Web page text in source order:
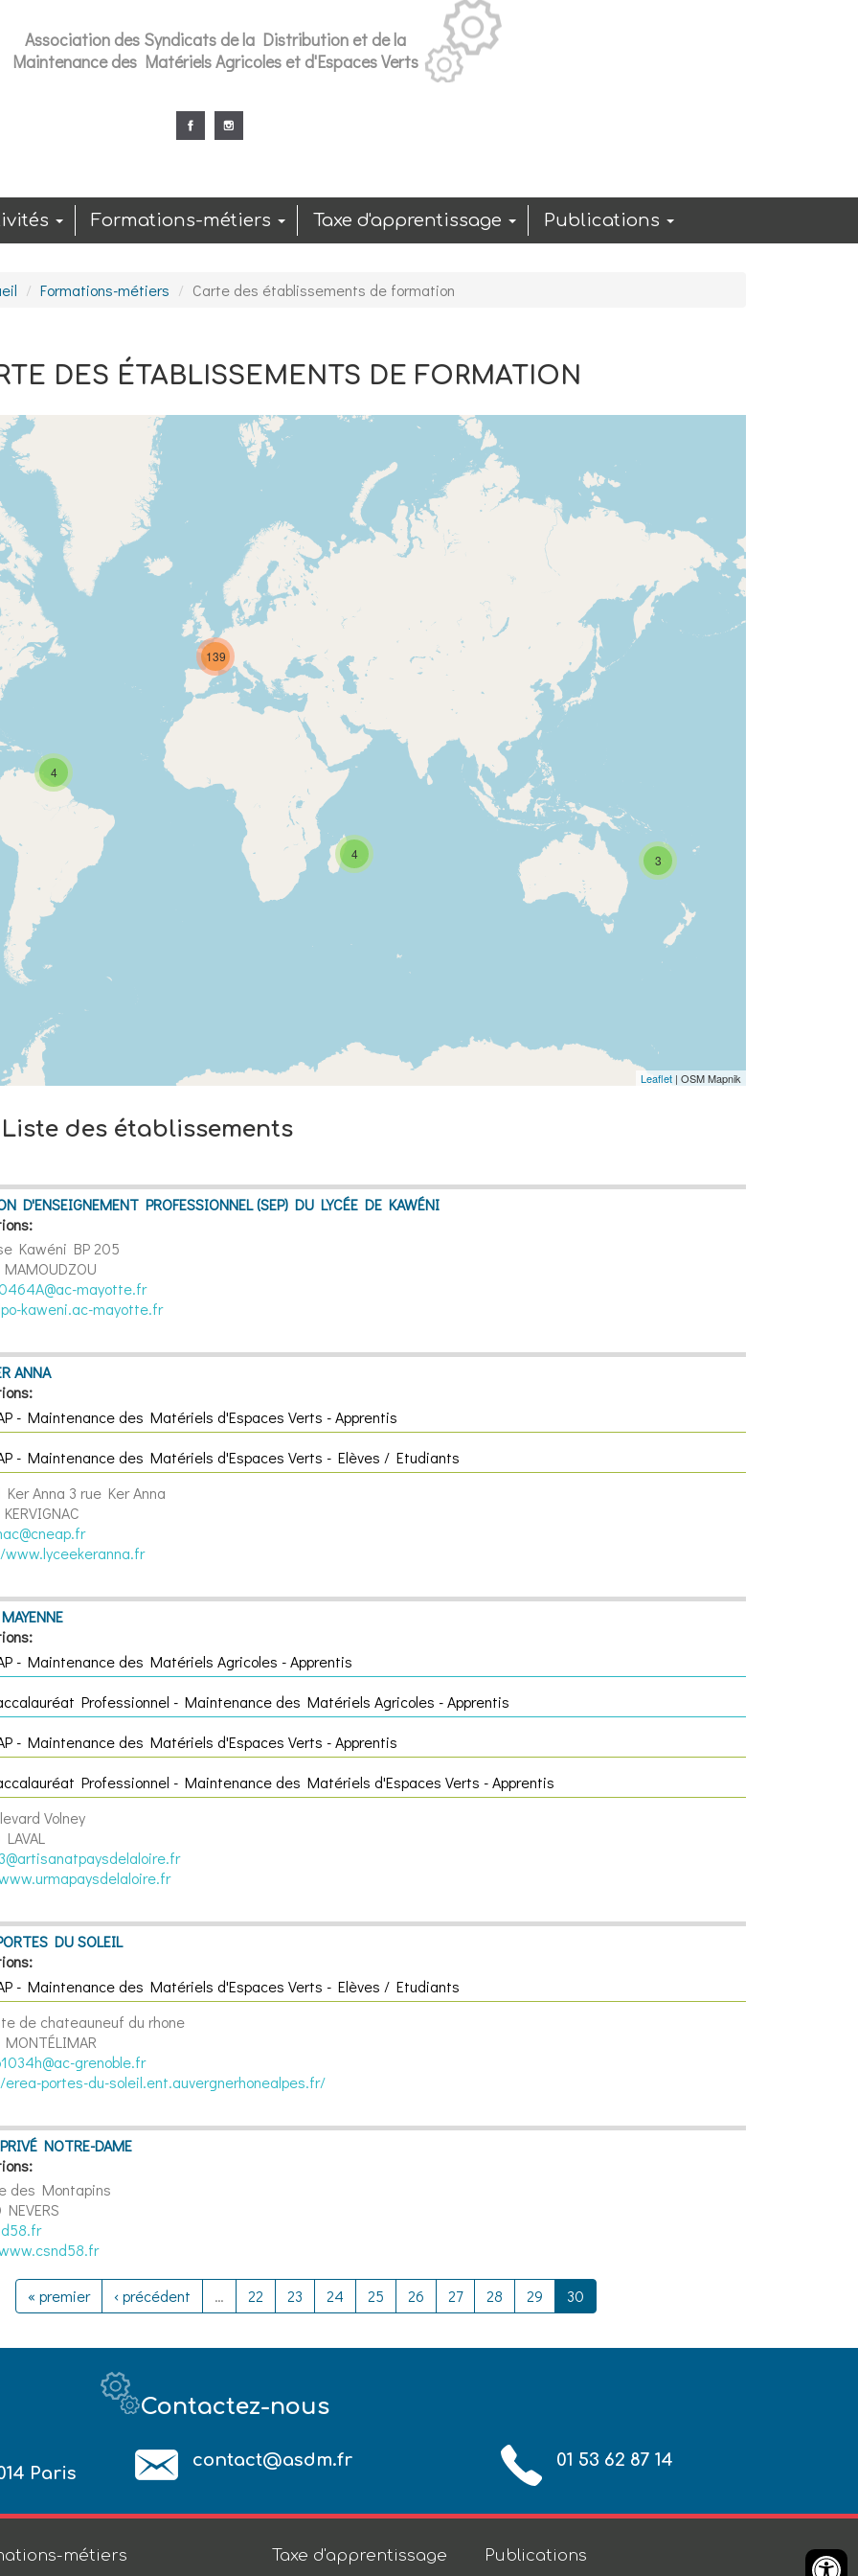
Association des Syndicats de la Distribution et de la
Maintenance des Matériels Agricoles et d'Espaces Verts
Formations-métiers Taxe d'apprentissage Publications
Formations-métiers Carte des établissements de formation
DES ÉTABLISSEMENTS DE FORMATION
3
4
4
139
Leaflet | OSM Mapnik
Liste des établissements
D'ENSEIGNEMENT PROFESSIONNEL (SEP) DU LYCÉE DE KAWÉNI
Kawéni BP 205
mayotte.fr
kaweni.ac-mayotte.fr
ANNA
- Maintenance des Matériels d'Espaces Verts - Apprentis
- Maintenance des Matériels d'Espaces Verts - Elèves / Etudiants
Ker Anna 3 rue Ker Anna
- Maintenance des Matériels Agricoles - Apprentis
Professionnel - Maintenance des Matériels Agricoles - Apprentis
- Maintenance des Matériels d'Espaces Verts - Apprentis
Professionnel - Maintenance des Matériels d'Espaces Verts - Apprentis
Volney
DU SOLEIL
- Maintenance des Matériels d'Espaces Verts - Elèves / Etudiants
de chateauneuf du rhone
grenoble.fr
portes-du-soleil.ent.auvergnerhonealpes.fr/
NOTRE-DAME
des Montapins
« premier ‹ précédent … 22 23 24 25 26 27 28 29 30
Contactez-nous
Paris
contact@asdm.fr 01 53 62 87 14
métiers Taxe d'apprentissage Publications